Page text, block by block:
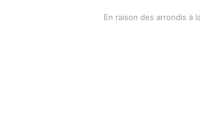
En raison des arrondis à